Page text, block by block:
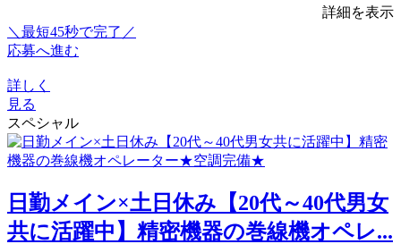
詳細を表示
＼最短45秒で完了／
応募へ進む
詳しく
見る
スペシャル
日勤メイン×土日休み【20代～40代男女
共に活躍中】精密機器の巻線機オペレ...